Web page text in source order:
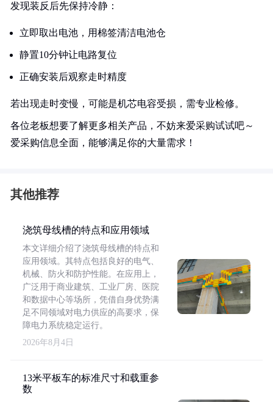
发现装反后先保持冷静：
立即取出电池，用棉签清洁电池仓
静置10分钟让电路复位
正确安装后观察走时精度
若出现走时变慢，可能是机芯电容受损，需专业检修。
各位老板想要了解更多相关产品，不妨来爱采购试试吧～
爱采购信息全面，能够满足你的大量需求！
其他推荐
浇筑母线槽的特点和应用领域
本文详细介绍了浇筑母线槽的特点和
应用领域。其特点包括良好的电气、
机械、防火和防护性能。在应用上，
广泛用于商业建筑、工业厂房、医院
和数据中心等场所，凭借自身优势满
足不同领域对电力供应的高要求，保
障电力系统稳定运行。
2026年8月4日
13米平板车的标准尺寸和载重参
数